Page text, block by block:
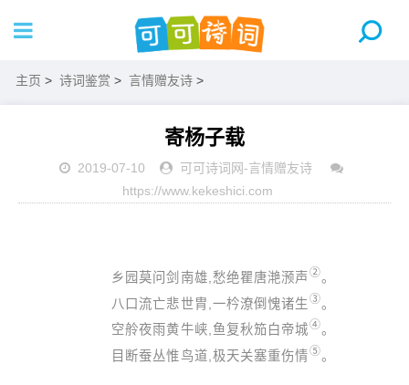
主页 > 诗词鉴赏 > 言情赠友诗 >
寄杨子载
2019-07-10 可可诗词网-言情赠友诗
https://www.kekeshici.com
乡园莫问剑南雄,愁绝瞿唐滟滪声 ②。
八口流亡悲世胄,一枔潦倒愧诸生 ③。
空舲夜雨黄牛峡,鱼复秋笳白帝城④。
目断蚕丛惟鸟道,极天关塞重伤情⑤。